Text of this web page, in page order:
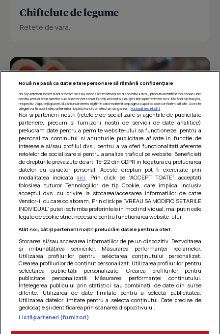
Chiftelute de legume
Retete de vara.
Barcute din vinete cu arpagic rosu
Un deliciu usor de preparat!
Termeni si conditii |
Nouă ne pasă ca datele tale personale să rămână confidențiale
Noi și partenerii noștri 1019stocăm și/sau accesăm informații pe dispozitivul dvs., precum identificatorii cookie unici
pentru prelucrarea datelor cu caracter personal. Puteți accepta sau gestiona preferințele dvs. făcând clic mai jos,
respectiv vă puteți opune utilizării unui interes legitim în orice moment pe pagina cu politica de confidențialitate. Aceste
alegeri vor fi raportate partenerilor noștri și nu vă vor afecta navigarea.
Mai multe detalii
Noi si partenerii nostri (retelele de socializare si agentiile de publicitate
partenere, precum si furnizorii nostri de servicii de date analitice)
prelucram date pentru a permite website-ului sa functioneze, pentru a
personaliza continutul si anunturile publicitare afisate in functie de
interesele si/sau profilul dvs., pentru a va oferi functionalitati aferente
retelelor de socializare si pentru a analiza traficul pe website. Beneficiati
de drepturile prevazute de art. 15-22 din GDPR in legatura cu prelucrarea
datelor cu caracter personal. Aceste drepturi pot fi exercitate prin
modalitatea indicataaici . Prin click pe “ACCEPT TOATE”, acceptati
folosirea tuturor Tehnologiilor de tip Cookie, care implica inclusiv
acceptul dvs. cu privire la stocarea/accesarea informatiilor de catre
Vendor-ii cu care colaboram. Prin click pe “VREAU SA MODIFIC SETARILE
INDIVIDUAL” puteti schimba preferintele in mod individual, mai putin cele
legate de cookie strict necesare pentru functionarea website-ului.
Atât noi, cât și partenerii noștri prelucrăm datele pentru a oferi:
Stocarea și/sau accesarea informațiilor de pe un dispozitiv. Dezvoltarea
și îmbunătățirea serviciilor. Măsurarea performanței reclamelor.
Utilizarea profilurilor pentru selectarea conținutului personalizat.
Crearea profilurilor de conținut personalizat. Utilizarea profilurilor pentru
selectarea publicității personalizate. Crearea profilurilor pentru
publicitate personalizată. Măsurarea performanței conținutului.
Înțelegerea publicului prin statistici sau combinații de date din surse
diferite. Utilizarea de date limitate pentru a selecta publicitatea.
Utilizarea datelor limitate pentru a selecta conținutul. Date precise de
geolocație și identificarea prin scanarea dispozitivului.
Listă parteneri (furnizori)